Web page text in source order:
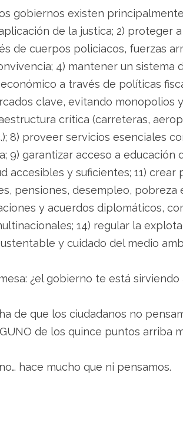
gobiernos existen principalmente
de la justica; 2) proteger
de cuerpos policiacos, fuerzas
4) mantener un sistema
a través de políticas
clave, evitando monopolios
crítica (carreteras,
8) proveer servicios esenciales
9) garantizar acceso a educación
accesibles y suficientes; 11)
pensiones, desempleo, pobreza
y acuerdos diplomáticos,
14) regular la
y cuidado del medio
¿el gobierno te está sirviendo
de que los ciudadanos no
de los quince puntos arriba
hace mucho que ni pensamos.